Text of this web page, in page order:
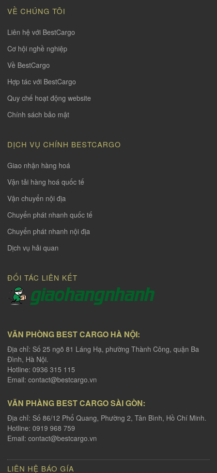
VỀ CHÚNG TÔI
Liên hệ với BestCargo
Cơ hội nghề nghiệp
Về BestCargo
Hợp tác với BestCargo
Quy chế hoạt động website
Chính sách bảo mật
DỊCH VỤ CHÍNH BESTCARGO
Giao nhận hàng hoá
Vận tải hàng hoá quốc tế
Vận chuyển nội địa
Chuyển phát nhanh quốc tế
Chuyển phát nhanh nội địa
Dịch vụ hải quan
ĐỐI TÁC LIÊN KẾT
VĂN PHÒNG BEST CARGO HÀ NỘI:
Địa chỉ: Số 25 ngõ 81 Láng Hạ, phường Thành Công, quận Ba
Đình, Hà Nội.
Hotline: 0936 315 115
Email: contact@bestcargo.vn
VĂN PHÀNG BEST CARGO SÀI GÒN:
Địa chỉ: Số 86/12 Phổ Quang, Phường 2, Tân Bình, Hồ Chí Minh.
Hotline: 0919 968 759
Email: contact@bestcargo.vn
LIÊN HỆ BÁO GÍA